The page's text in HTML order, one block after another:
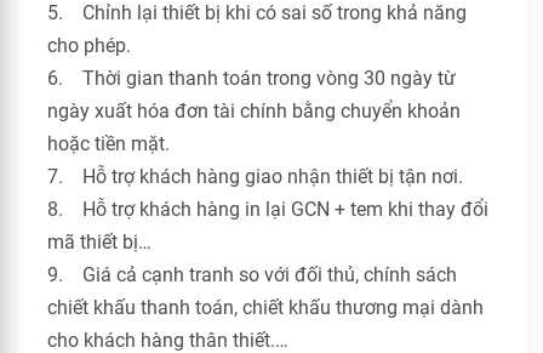
5. Chỉnh lại thiết bị khi có sai số trong khả năng
cho phép.
6. Thời gian thanh toán trong vòng 30 ngày từ
ngày xuất hóa đơn tài chính bằng chuyển khoản
hoặc tiền mặt.
7. Hỗ trợ khách hàng giao nhận thiết bị tận nơi.
8. Hỗ trợ khách hàng in lại GCN + tem khi thay đổi
mã thiết bị…
9. Giá cả cạnh tranh so với đối thủ, chính sách
chiết khấu thanh toán, chiết khấu thương mại dành
cho khách hàng thân thiết.…